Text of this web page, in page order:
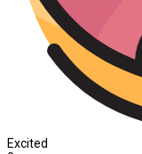
Excited